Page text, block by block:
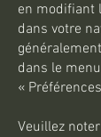
en modifiant
dans votre
dans le menu
« Préférences
Veuillez